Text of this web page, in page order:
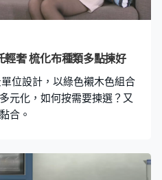
輕奢 梳化布種類多點揀好
位設計，以綠色襯木色組合
元化，如何按需要揀選？又
合。